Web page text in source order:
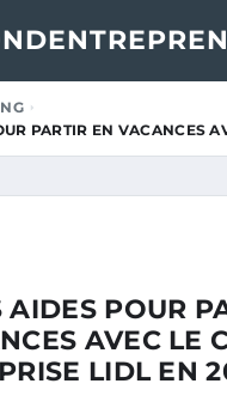
PARTIR EN VACANCES
AIDES POUR
AVEC LE
LIDL EN